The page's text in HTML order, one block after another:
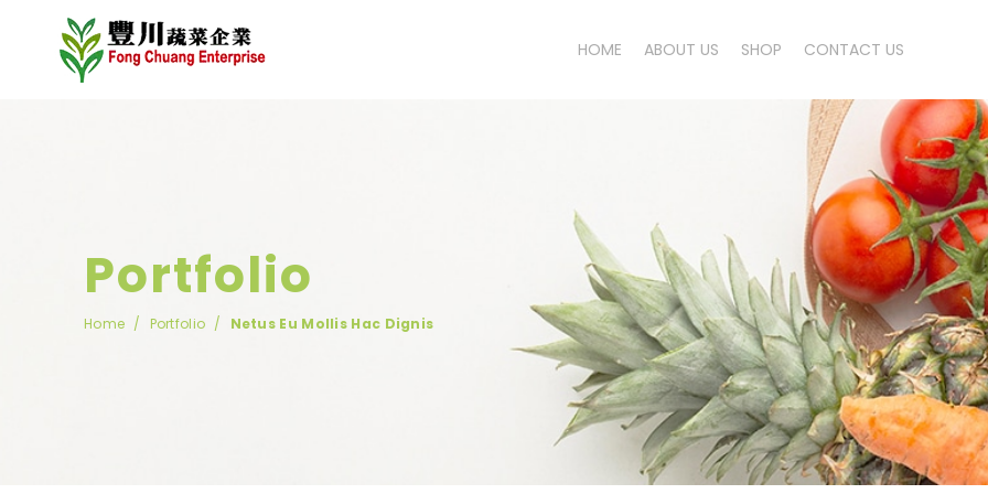
HOME ABOUT US SHOP CONTACT US
Portfolio
Home Portfolio Netus Eu Mollis Hac Dignis